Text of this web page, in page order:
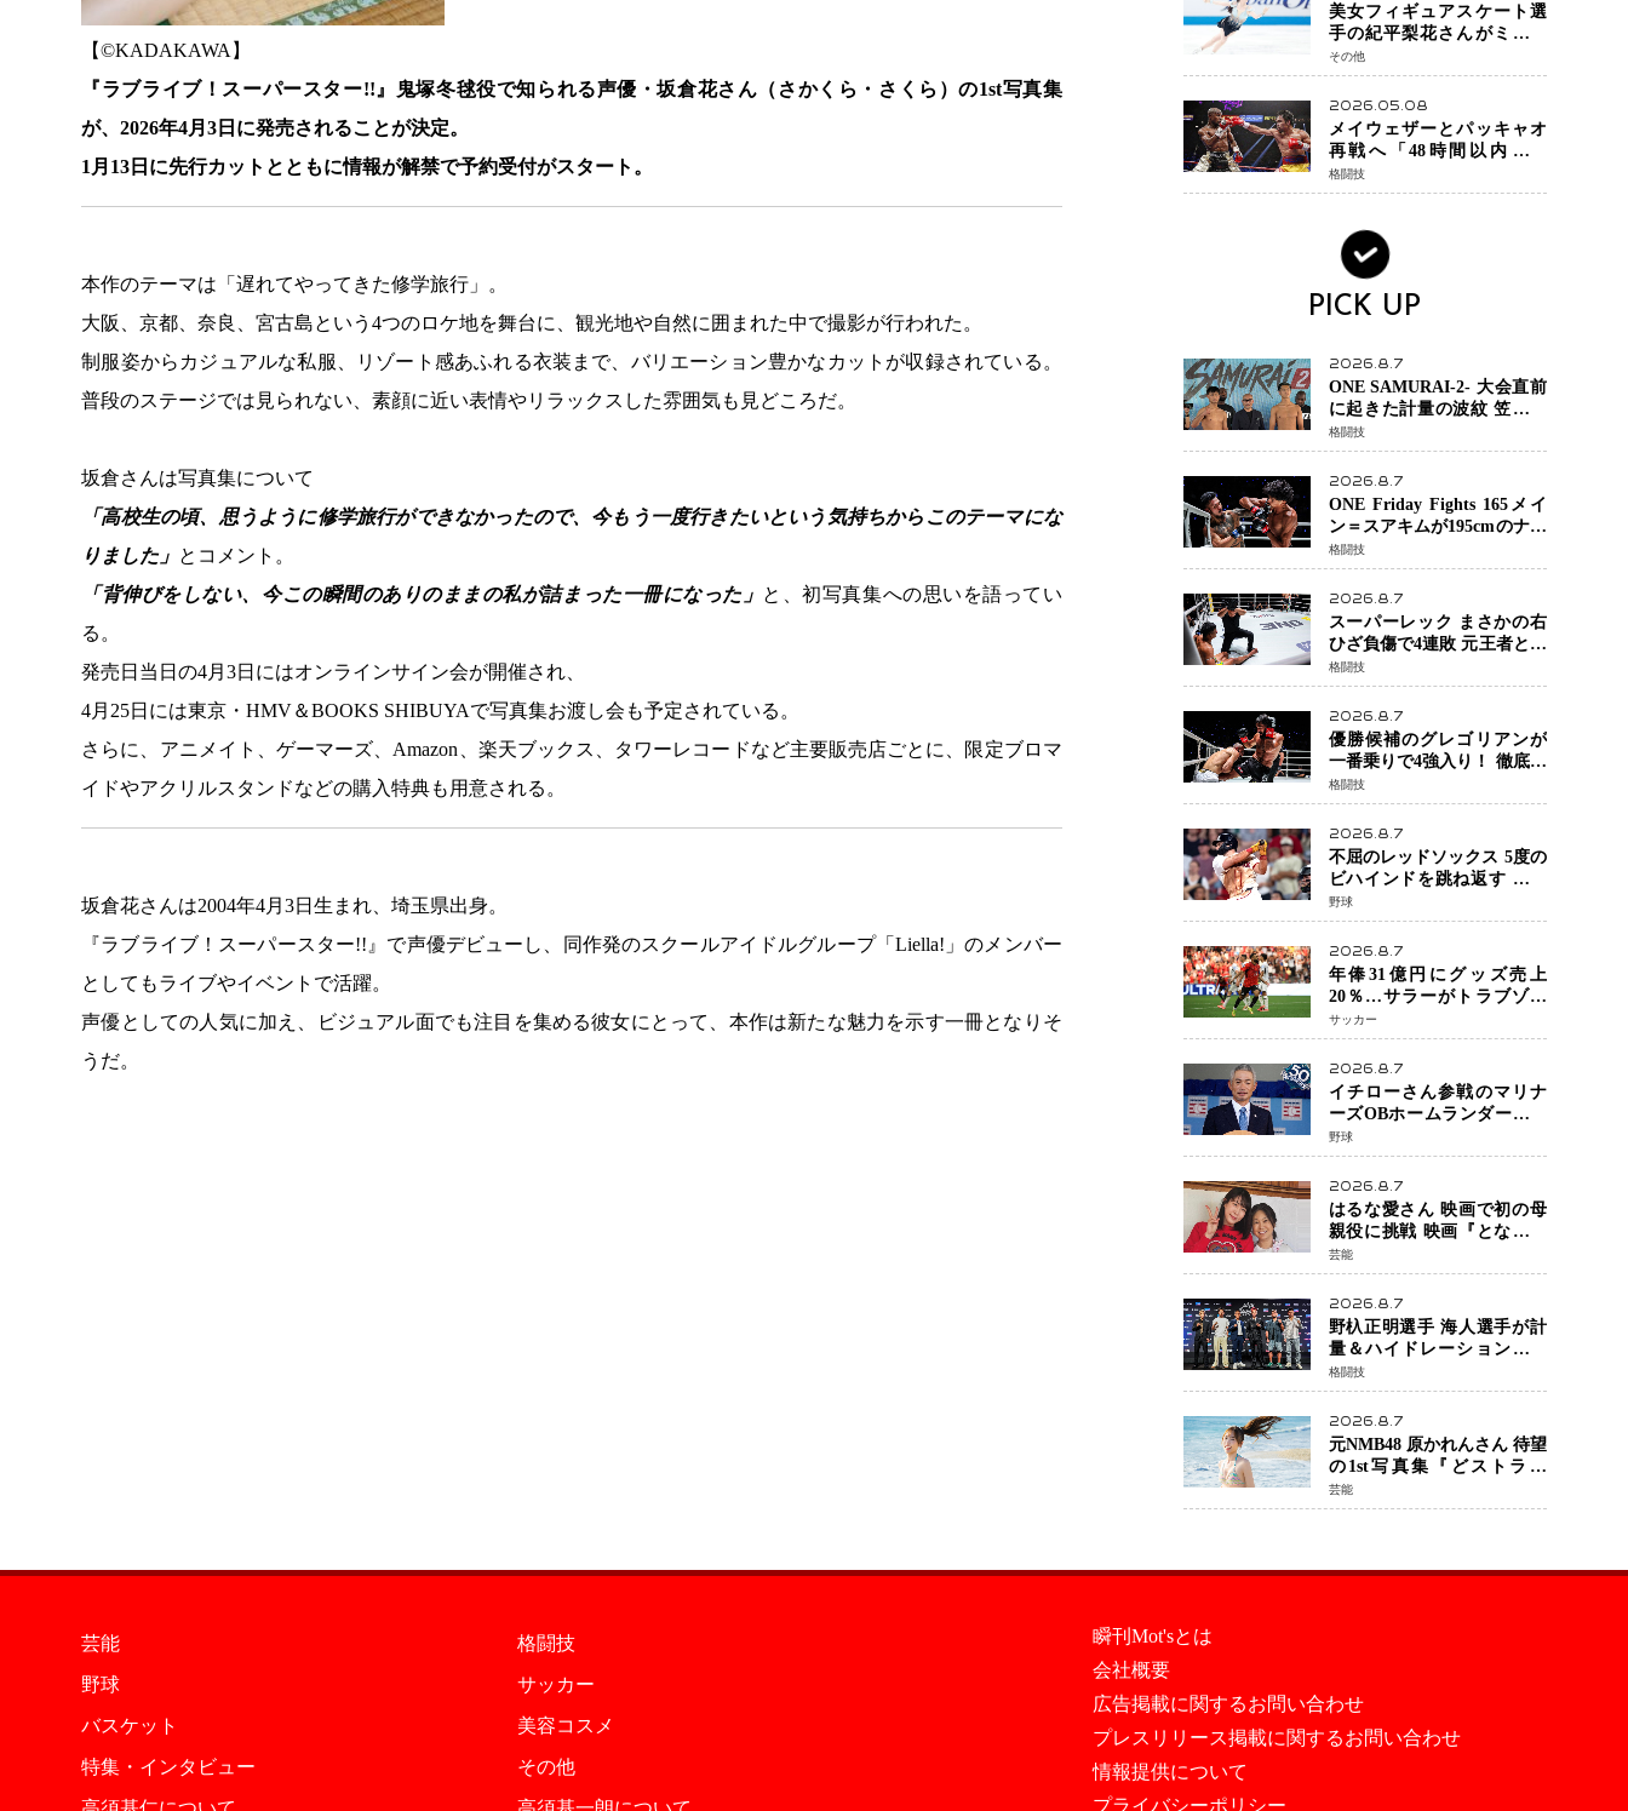
【©️KADAKAWA】
『ラブライブ！スーパースター!!』鬼塚冬毬役で知られる声優・坂倉花さん（さかくら・さくら）の1st写真集
が、2026年4月3日に発売されることが決定。
1月13日に先行カットとともに情報が解禁で予約受付がスタート。
本作のテーマは「遅れてやってきた修学旅行」。
大阪、京都、奈良、宮古島という4つのロケ地を舞台に、観光地や自然に囲まれた中で撮影が行われた。
制服姿からカジュアルな私服、リゾート感あふれる衣装まで、バリエーション豊かなカットが収録されている。
普段のステージでは見られない、素顔に近い表情やリラックスした雰囲気も見どころだ。
坂倉さんは写真集について
「高校生の頃、思うように修学旅行ができなかったので、今もう一度行きたいという気持ちからこのテーマにな
りました」 とコメント。
「背伸びをしない、今この瞬間のありのままの私が詰まった一冊になった」 と、初写真集への思いを語ってい
る。
発売日当日の4月3日にはオンラインサイン会が開催され、
4月25日には東京・HMV＆BOOKS SHIBUYAで写真集お渡し会も予定されている。
さらに、アニメイト、ゲーマーズ、Amazon、楽天ブックス、タワーレコードなど主要販売店ごとに、限定ブロマ
イドやアクリルスタンドなどの購入特典も用意される。
坂倉花さんは2004年4月3日生まれ、埼玉県出身。
『ラブライブ！スーパースター!!』で声優デビューし、同作発のスクールアイドルグループ「Liella!」のメンバー
としてもライブやイベントで活躍。
声優としての人気に加え、ビジュアル面でも注目を集める彼女にとって、本作は新たな魅力を示す一冊となりそ
うだ。
美女フィギュアスケート選
手の紀平梨花さんがミラノ
五輪出場断念 中部選手権欠
場を発表「安全最優先の判
断」
その他
2026.05.08
メイウェザーとパッキャオ
再戦へ「48時間以内に決
着」公式戦かエキシビショ
ンか混迷続く
格闘技
PICK UP
2026.8.7
ONE SAMURAI-2- 大会直前
に起きた計量の波紋 笠原弘
希ら注目ファイターは契約
体重で決戦へ、山本歩夢と
平山諒選手戦は中止に
格闘技
2026.8.7
ONE Friday Fights 165メイ
ン＝スアキムが195cmのナビ
ル・アナンからダウン奪
取！猛反撃を耐え抜き判定
勝利、8連勝を達成
格闘技
2026.8.7
スーパーレック まさかの右
ひざ負傷で4連敗 元王者とし
て異例の苦境…「アクシデ
ント」でも消えない危険信
号
格闘技
2026.8.7
優勝候補のグレゴリアンが
一番乗りで4強入り！ 徹底し
たローキックでウスビャン
を攻略、判定勝利
格闘技
2026.8.7
不屈のレッドソックス 5度の
ビハインドを跳ね返す 延長
13回サヨナラ勝ち 吉田正尚
選手も2安打1打点で貢献 4得
点以上は驚異の28連勝
野球
2026.8.7
年俸31億円にグッズ売上
20％…サラーがトラブゾン
スポル加入 世界サッカーは
「五大リーグ一強」から新
時代へ
サッカー
2026.8.7
イチローさん参戦のマリナ
ーズOBホームランダービー
が無料生配信 北米ならで
はの“魅せる興行”に世界が
注目
野球
2026.8.7
はるな愛さん 映画で初の母
親役に挑戦 映画『となりの
とらんす少女ちゃん』11月7
日公開 未来の自分との対話
を描く注目作
芸能
2026.8.7
野杁正明選手 海人選手が計
量＆ハイドレーションテス
トをクリア「ONE
SAMURAI 2」決戦へ万全の
準備整う
格闘技
2026.8.7
元NMB48 原かれんさん 待望
の1st写真集『どストライ
ク』発売決定 バリで魅せる
25歳の新境地
芸能
芸能
格闘技
野球
サッカー
バスケット
美容コスメ
特集・インタビュー
その他
瞬刊Mot'sとは
会社概要
広告掲載に関するお問い合わせ
プレスリリース掲載に関するお問い合わせ
情報提供について
プライバシーポリシー